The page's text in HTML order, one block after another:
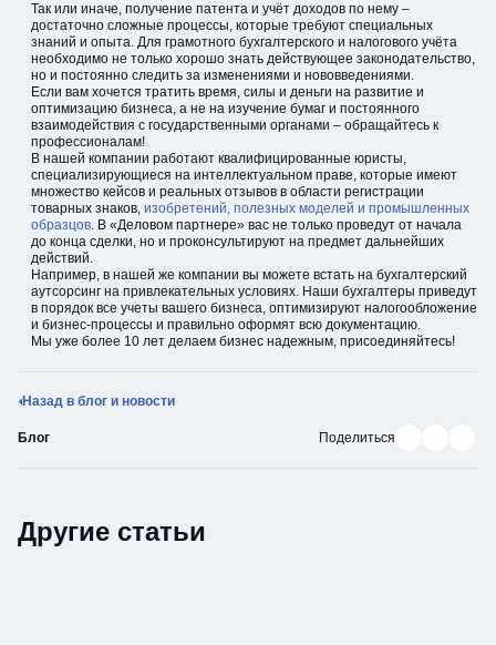
Так или иначе, получение патента и учёт доходов по нему –
достаточно сложные процессы, которые требуют специальных
знаний и опыта. Для грамотного бухгалтерского и налогового учёта
необходимо не только хорошо знать действующее законодательство,
но и постоянно следить за изменениями и нововведениями.
Если вам хочется тратить время, силы и деньги на развитие и
оптимизацию бизнеса, а не на изучение бумаг и постоянного
взаимодействия с государственными органами – обращайтесь к
профессионалам!
В нашей компании работают квалифицированные юристы,
специализирующиеся на интеллектуальном праве, которые имеют
множество кейсов и реальных отзывов в области регистрации
товарных знаков, изобретений, полезных моделей и промышленных
образцов. В «Деловом партнере» вас не только проведут от начала
до конца сделки, но и проконсультируют на предмет дальнейших
действий.
Например, в нашей же компании вы можете встать на бухгалтерский
аутсорсинг на привлекательных условиях. Наши бухгалтеры приведут
в порядок все учеты вашего бизнеса, оптимизируют налогообложение
и бизнес-процессы и правильно оформят всю документацию.
Мы уже более 10 лет делаем бизнес надежным, присоединяйтесь!
Назад в блог и новости
Блог Поделиться
Другие статьи